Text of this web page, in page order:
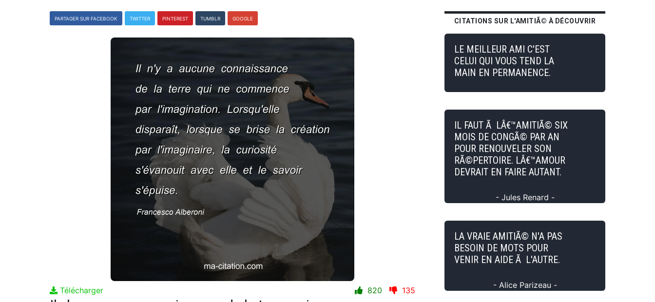
PARTAGER SUR FACEBOOK TWITTER PINTEREST TUMBLR GOOGLE
Télécharger 820 135
CITATIONS SUR L'AMITIÃ© À DÉCOUVRIR
LE MEILLEUR AMI C'EST
CELUI QUI VOUS TEND LA
MAIN EN PERMANENCE.
IL FAUT Ã LÂ€™AMITIÃ© SIX
MOIS DE CONGÃ© PAR AN
POUR RENOUVELER SON
RÃ©PERTOIRE. LÂ€™AMOUR
DEVRAIT EN FAIRE AUTANT.
- Jules Renard -
LA VRAIE AMITIÃ© N'A PAS
BESOIN DE MOTS POUR
VENIR EN AIDE Ã L'AUTRE.
- Alice Parizeau -